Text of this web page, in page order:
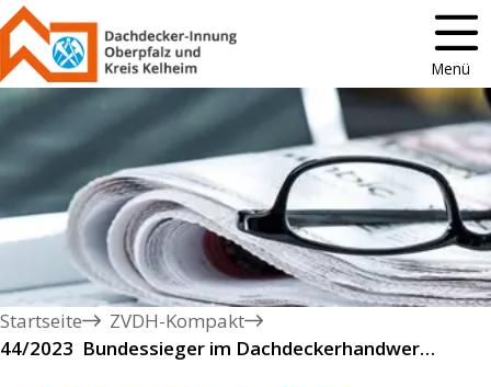
Menü
Startseite
ZVDH-Kompakt
44/2023  Bundessieger im Dachdeckerhandwerk gekürt